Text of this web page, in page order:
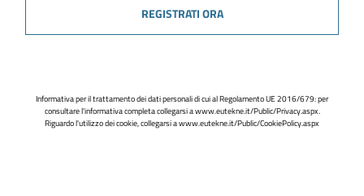
REGISTRATI ORA
Informativa per il trattamento dei dati personali di cui al Regolamento UE 2016/679: per
consultare l'informativa completa collegarsi awww.eutekne.it/Public/Privacy.aspx.
Riguardo l'utilizzo dei cookie, collegarsi awww.eutekne.it/Public/CookiePolicy.aspx